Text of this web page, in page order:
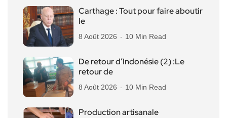
Carthage : Tout pour faire aboutir
le
8 Août 2026 10 Min Read
De retour d’Indonésie (2) :Le
retour de
8 Août 2026 10 Min Read
Production artisanale